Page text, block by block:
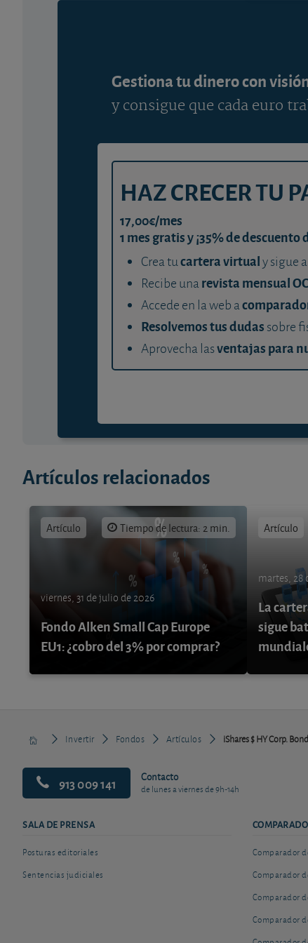
Gestiona tu dinero con
y consigue que cada euro
HAZ CRECER TU
17,00€/mes
1 mes gratis y ¡35% de
Crea tucartera virtualy sigue
Recibe unarevista mensual
Accede en la web a
Resolvemos tus dudas sobre
Aprovecha lasventajas para
Artículos relacionados
Artículo Tiempo de lectura: 2 min.
viernes, 31 de julio de 2026
Fondo Alken Small Cap Europe
EU1: ¿cobro del 3% por comprar?
Artículo
martes, 28
La
sigue
Invertir Fondos Artículos iShares $ HY Corp.
913 009 141 Contacto
de lunes a viernes de 9h-14h
SALA DE PRENSA
Posturas editoriales
Sentencias judiciales
Comparador
Comparador
Comparador
Comparador